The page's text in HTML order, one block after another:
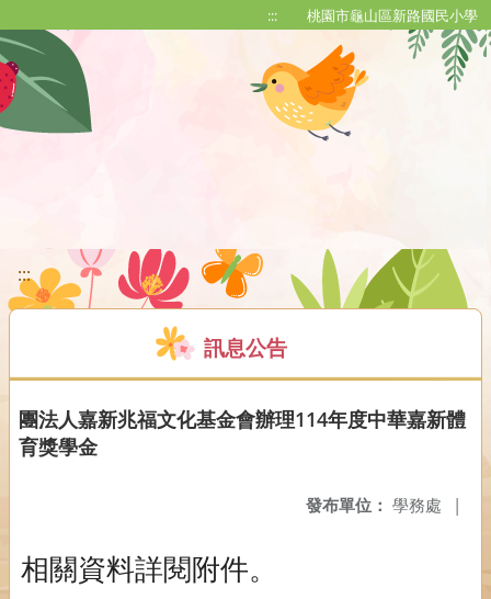
::: 桃園市龜山區新路國民小學
:::
訊息公告
團法人嘉新兆福文化基金會辦理114年度中華嘉新體
育獎學金
發布單位： 學務處 |
相關資料詳閱附件。